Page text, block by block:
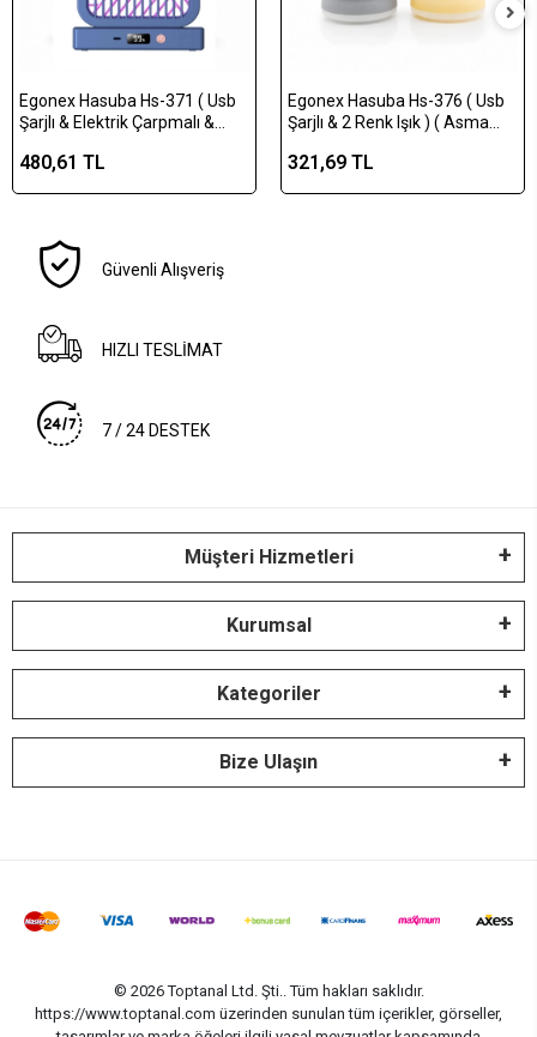
Egonex Hasuba Hs-371 ( Usb
Şarjlı & Elektrik Çarpmalı &
Sessiz Çalışma ) Uv Işıklı Sinek
480,61 TL
Egonex Hasuba Hs-376 ( Usb
Şarjlı & 2 Renk Işık ) ( Asma
Işıklı Sinek Kovucu*50
321,69 TL
Güvenli Alışveriş
HIZLI TESLİMAT
7 / 24 DESTEK
Müşteri Hizmetleri
Kurumsal
Kategoriler
Bize Ulaşın
© 2026 Toptanal Ltd. Şti.. Tüm hakları saklıdır.
https://www.toptanal.com üzerinden sunulan tüm içerikler, görseller,